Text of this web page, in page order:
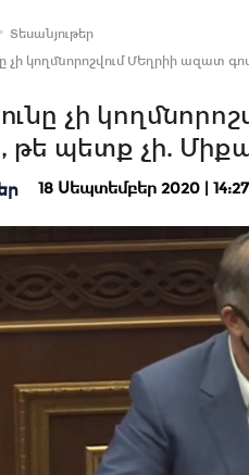
Տեսանյութեր
չի կողմնորոշվում ՄԵղրիի ազատ
չի
պետք չի.
18 Սեպտեմբեր 2020 | 14:27